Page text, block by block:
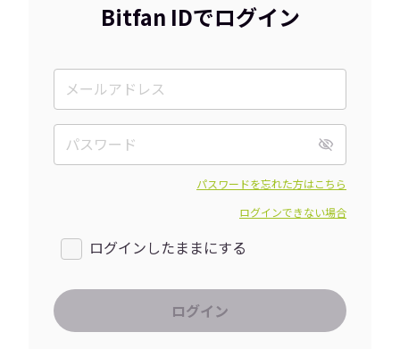
Bitfan IDでログイン
パスワードを忘れた方はこちら
ログインできない場合
ログインしたままにする